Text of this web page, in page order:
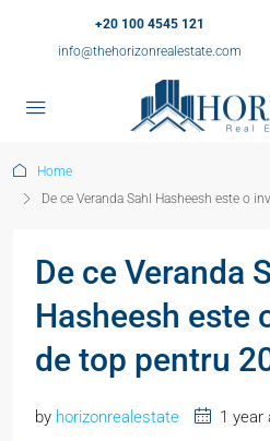
+20 100 4545 121
info@thehorizonrealestate.com
Home
De ce Veranda Sahl Hasheesh este o
De ce Veranda
Hasheesh este
de top pentru
by horizonrealestate 1 year